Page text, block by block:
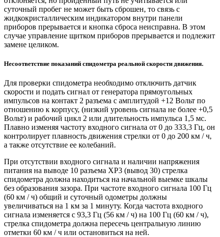
суточный пробег не может быть сброшен, то связь с
жидкокристаллическим индикатором внутри панели
приборов прерывается и кнопка сброса неисправна. В этом
случае управление щитком приборов прерывается и подлежит
замене целиком.
Несоответствие показаний спидометра реальной скорости движения.
Для проверки спидометра необходимо отключить датчик
скорости и подать сигнал от генератора прямоугольных
импульсов на контакт 2 разъема с амплитудой +12 Вольт по
отношению к корпусу, (низкий уровень сигнала не более +0,5
Вольт) и рабочий цикл 2 или длительность импульса 1,5 мс.
Плавно изменяя частоту входного сигнала от 0 до 333,3 Гц, он
контролирует плавность движения стрелки от 0 до 200 км / ч,
а также отсутствие ее колебаний.
При отсутствии входного сигнала и наличии напряжения
питания на выводе 10 разъема XP3 (вывод 30) стрелка
спидометра должна находиться на начальной выемке шкалы
без образования зазора. При частоте входного сигнала 100 Гц
(60 км / ч) общий и суточный одометры должны
увеличиваться на 1 км за 1 минуту. Когда частота входного
сигнала изменяется с 93,3 Гц (56 км / ч) на 100 Гц (60 км / ч),
стрелка спидометра должна пересечь центральную линию
отметки 60 км / ч или остановиться на ней.